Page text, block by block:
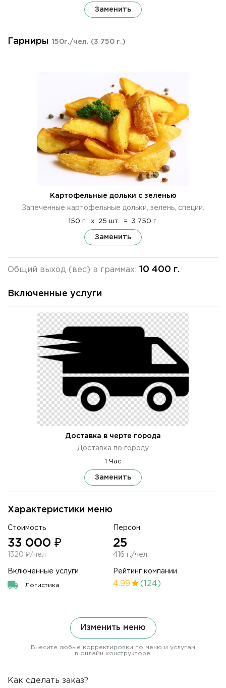
Характеристики меню
Стоимость
33 000 ₽
1320 ₽/чел
Персон
25
416 г./чел.
Включенные услуги
Логистика
Рейтинг компании
4.99 (124)
Заменить
Гарниры 150г./чел. (3 750 г.)
Картофельные дольки с зеленью
Запеченные картофельные дольки, зелень, специи.
150 г. x 25 шт. = 3 750 г.
Заменить
Общий выход (вес) в граммах: 10 400 г.
Изменить меню
Внесите любые корректировки по меню и услугам
в онлайн конструкторе.
Включенные услуги
Доставка в черте города
Доставка по городу
1 Час
Заменить
Как сделать заказ?